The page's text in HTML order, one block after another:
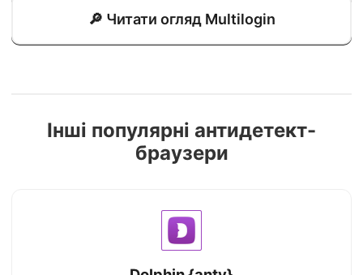
🔎 Читати огляд Multilogin
Інші популярні антидетект-
браузери